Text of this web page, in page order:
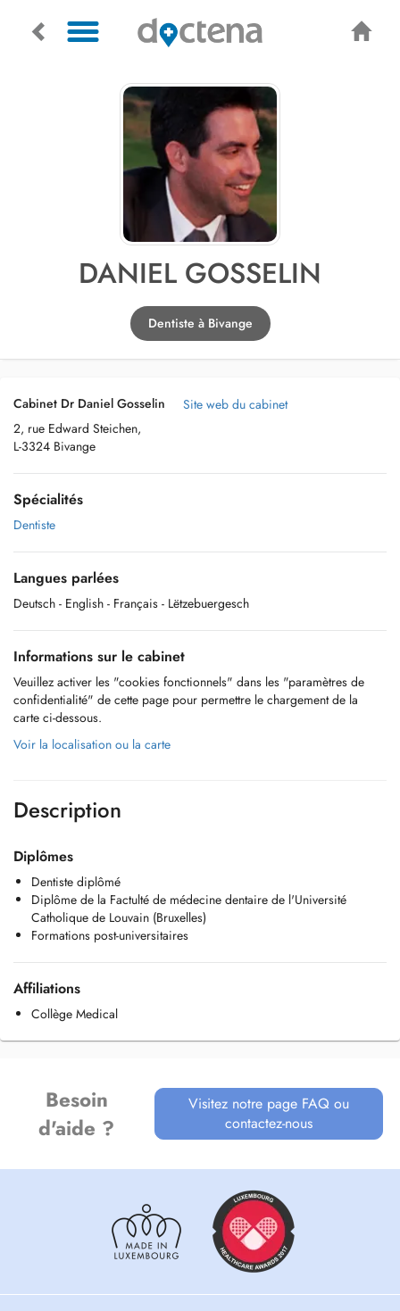
DANIEL GOSSELIN
Dentiste à Bivange
Cabinet Dr Daniel Gosselin
2, rue Edward Steichen,
L-3324 Bivange
Site web du cabinet
Spécialités
Dentiste
Langues parlées
Deutsch - English - Français - Lëtzebuergesch
Informations sur le cabinet
Veuillez activer les "cookies fonctionnels" dans les "paramètres de
confidentialité" de cette page pour permettre le chargement de la
carte ci-dessous.
Voir la localisation ou la carte
Description
Diplômes
Dentiste diplômé
Diplôme de la Factulté de médecine dentaire de l'Université
Catholique de Louvain (Bruxelles)
Formations post-universitaires
Affiliations
Collège Medical
Besoin
d'aide ?
Visitez notre page FAQ ou
contactez-nous